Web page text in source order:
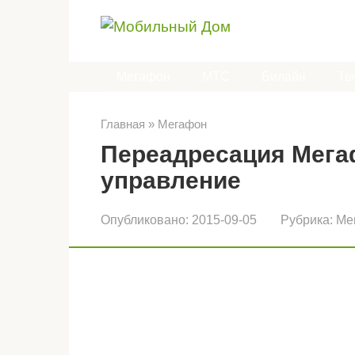
Главная » Мегафон
Переадресация
управление
Опубликовано: 2015-09-05 Рубрика: